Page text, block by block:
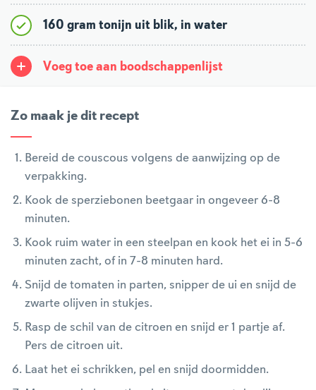
160 gram tonijn uit blik, in water
Voeg toe aan boodschappenlijst
Zo maak je dit recept
Bereid de couscous volgens de aanwijzing op de
verpakking.
Kook de sperziebonen beetgaar in ongeveer 6-8
minuten.
Kook ruim water in een steelpan en kook het ei in 5-6
minuten zacht, of in 7-8 minuten hard.
Snijd de tomaten in parten, snipper de ui en snijd de
zwarte olijven in stukjes.
Rasp de schil van de citroen en snijd er 1 partje af.
Pers de citroen uit.
Laat het ei schrikken, pel en snijd doormidden.